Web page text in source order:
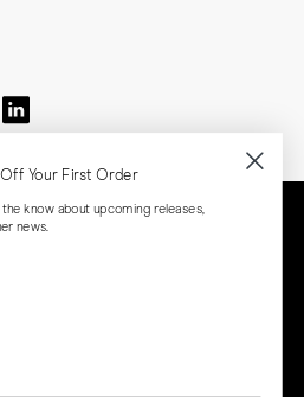
Off Your First Order
know about upcoming releases,
news.